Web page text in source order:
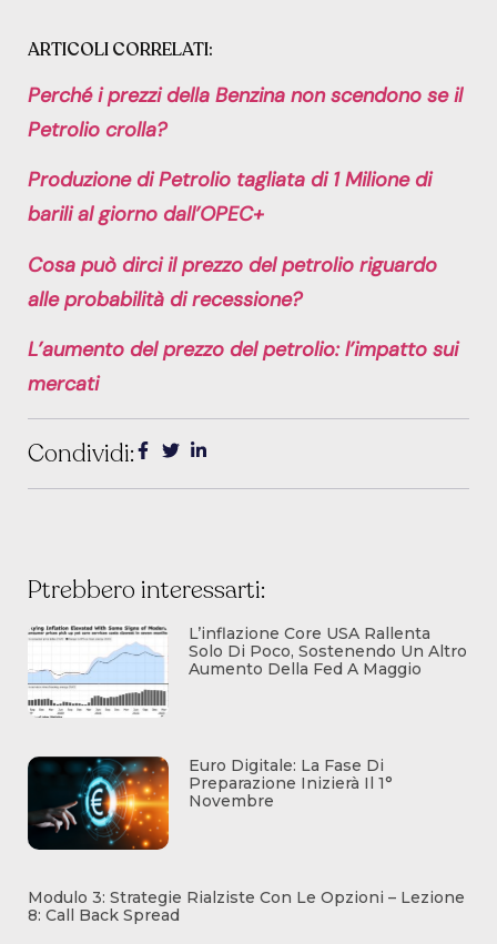
ARTICOLI CORRELATI:
Perché i prezzi della Benzina non scendono se il
Petrolio crolla?
Produzione di Petrolio tagliata di 1 Milione di
barili al giorno dall’OPEC+
Cosa può dirci il prezzo del petrolio riguardo
alle probabilità di recessione?
L’aumento del prezzo del petrolio: l’impatto sui
mercati
Condividi:
Ptrebbero interessarti:
L’inflazione Core USA Rallenta
Solo Di Poco, Sostenendo Un Altro
Aumento Della Fed A Maggio
Euro Digitale: La Fase Di
Preparazione Inizierà Il 1°
Novembre
Modulo 3: Strategie Rialziste Con Le Opzioni – Lezione
8: Call Back Spread